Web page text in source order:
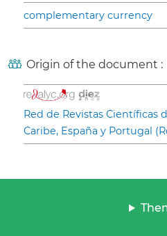
complementary currency
Origin of the document :
Red de Revistas Científicas
Caribe, España y Portugal